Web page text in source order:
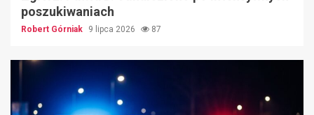
poszukiwaniach
Robert Górniak 9 lipca 2026 87